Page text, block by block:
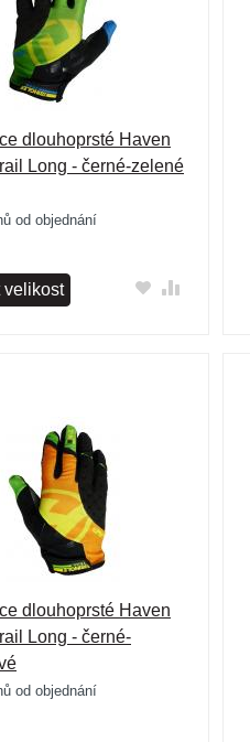
dlouhoprsté Haven
Long - černé-zelené
od objednání
velikost
dlouhoprsté Haven
Long - černé-
od objednání